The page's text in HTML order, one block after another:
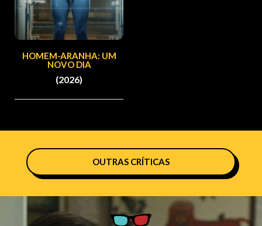
HOMEM-ARANHA: UM
NOVO DIA
(2026)
OUTRAS CRÍTICAS